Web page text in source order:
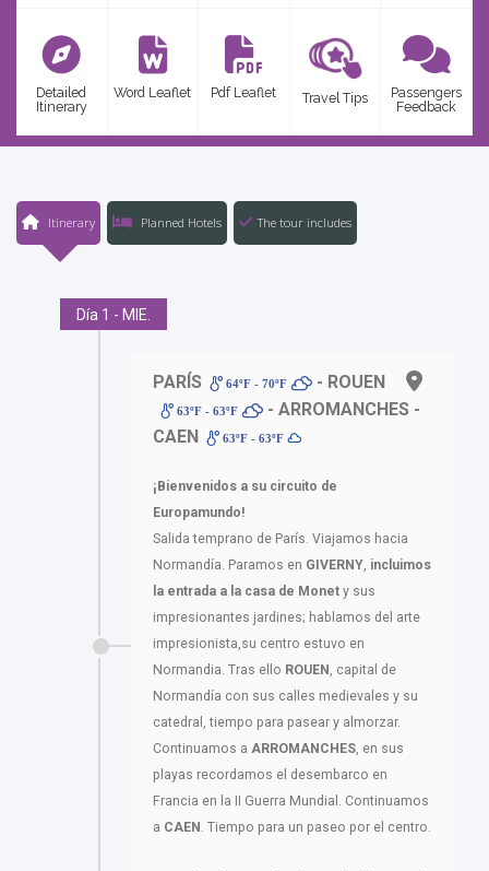
Detailed
Itinerary
Word Leaflet Pdf Leaflet Travel Tips
Passengers
Feedback
Itinerary Planned Hotels The tour includes
Día 1 - MIE.
PARÍS 64ºF - 70ºF - ROUEN
63ºF - 63ºF
- ARROMANCHES -
CAEN
63ºF - 63ºF
¡Bienvenidos a su circuito de
Europamundo!
Salida temprano de París. Viajamos hacia
Normandía. Paramos en GIVERNY, incluimos
la entrada a la casa de Monet y sus
impresionantes jardines; hablamos del arte
impresionista,su centro estuvo en
Normandia. Tras ello ROUEN , capital de
Normandía con sus calles medievales y su
catedral, tiempo para pasear y almorzar.
Continuamos a ARROMANCHES, en sus
playas recordamos el desembarco en
Francia en la II Guerra Mundial. Continuamos
a CAEN . Tiempo para un paseo por el centro.